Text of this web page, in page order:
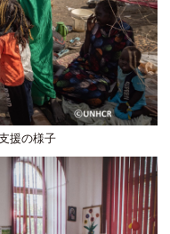
援の様子